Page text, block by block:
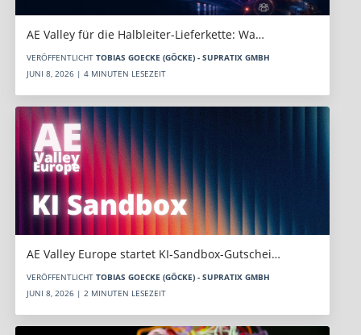
AE Valley für die Halbleiter-Lieferkette: Wa…
VERÖFFENTLICHT TOBIAS GOECKE (GÖCKE) - SUPRATIX GMBH
JUNI 8, 2026 | 4 MINUTEN LESEZEIT
AE Valley Europe startet KI-Sandbox-Gutschei…
VERÖFFENTLICHT TOBIAS GOECKE (GÖCKE) - SUPRATIX GMBH
JUNI 8, 2026 | 2 MINUTEN LESEZEIT